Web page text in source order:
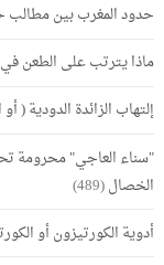
حدود المغرب بين مطالب
ماذا يترتب على الطعن
إلتهاب الزائدة الدودية (
"سناء العاجي" محرومة
الخصال(489)
أدوية الكورتيزون أو